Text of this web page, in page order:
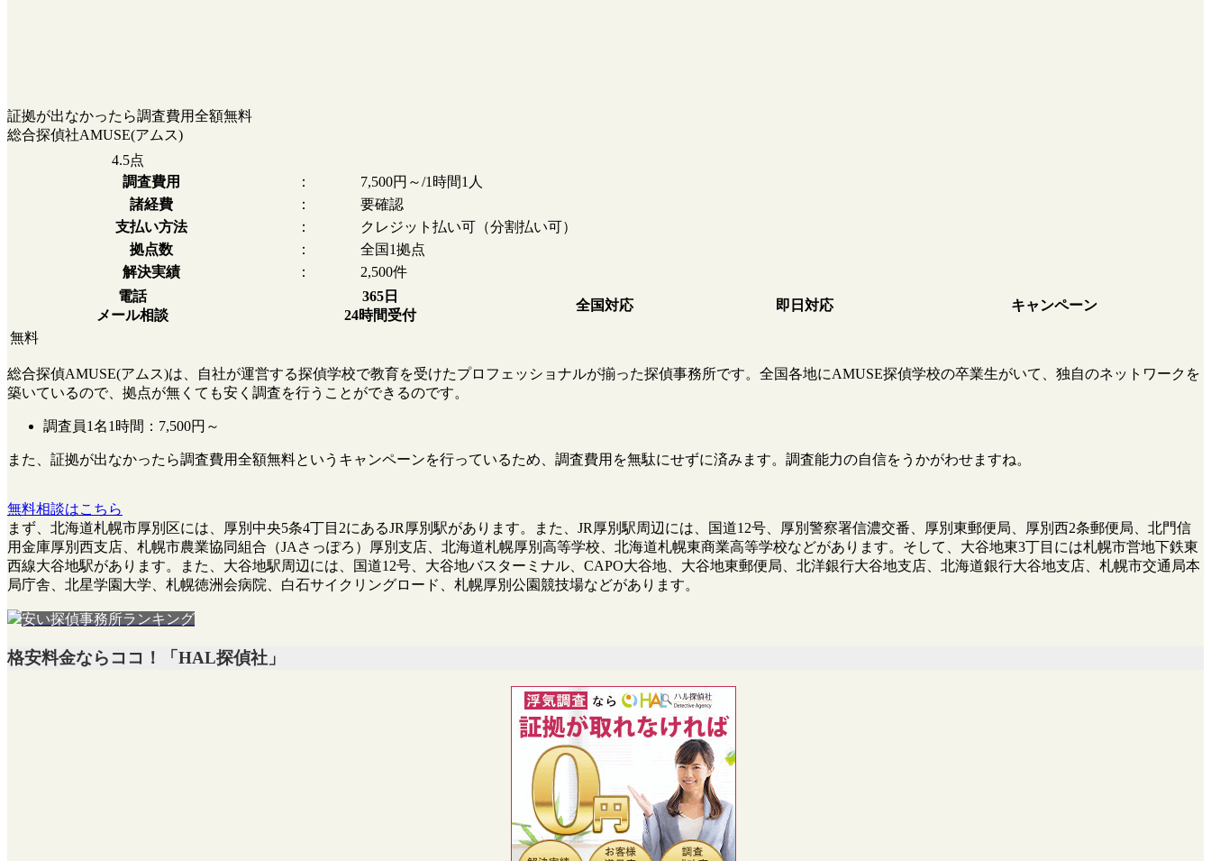
証拠が出なかったら調査費用全額無料
総合探偵社AMUSE(アムス)
4.5点
調査費用
：
7,500円～/1時間1人
諸経費
：
要確認
支払い方法
：
クレジット払い可（分割払い可）
拠点数
：
全国1拠点
解決実績
：
2,500件
電話
メール相談
365日
24時間受付
全国対応 即日対応 キャンペーン
無料
総合探偵AMUSE(アムス)は、自社が運営する探偵学校で教育を受けたプロフェッショナルが揃った探偵事務所です。全国各地にAMUSE探偵学校の卒業生がいて、独自のネットワークを
築いているので、拠点が無くても安く調査を行うことができるのです。
調査員1名1時間： 7,500円～
また、 証拠が出なかったら調査費用全額無料というキャンペーンを行っているため、調査費用を無駄にせずに済みます。調査能力の自信をうかがわせますね。
無料相談はこちら
まず、北海道札幌市厚別区には、厚別中央5条4丁目2にあるJR厚別駅があります。また、JR厚別駅周辺には、国道12号、厚別警察署信濃交番、厚別東郵便局、厚別西2条郵便局、北門信
用金庫厚別西支店、札幌市農業協同組合（JAさっぽろ）厚別支店、北海道札幌厚別高等学校、北海道札幌東商業高等学校などがあります。そして、大谷地東3丁目には札幌市営地下鉄東
西線大谷地駅があります。また、大谷地駅周辺には、国道12号、大谷地バスターミナル、CAPO大谷地、大谷地東郵便局、北洋銀行大谷地支店、北海道銀行大谷地支店、札幌市交通局本
局庁舎、北星学園大学、札幌徳洲会病院、白石サイクリングロード、札幌厚別公園競技場などがあります。
安い探偵事務所ランキング
格安料金ならココ！「HAL探偵社」